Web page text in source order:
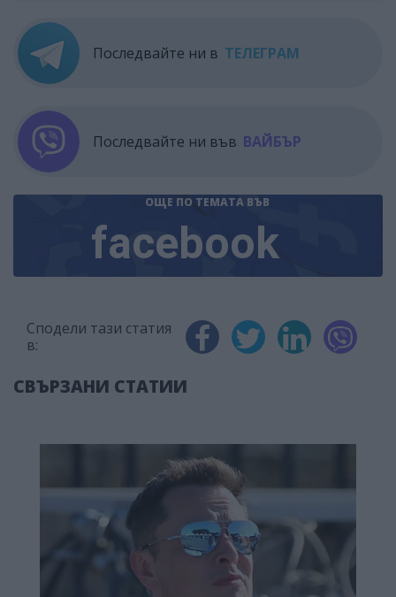
Последвайте ни в ТЕЛЕГРАМ
Последвайте ни във ВАЙБЪР
ОЩЕ ПО ТЕМАТА ВЪВ
facebook
Сподели тази статия
в:
СВЪРЗАНИ СТАТИИ